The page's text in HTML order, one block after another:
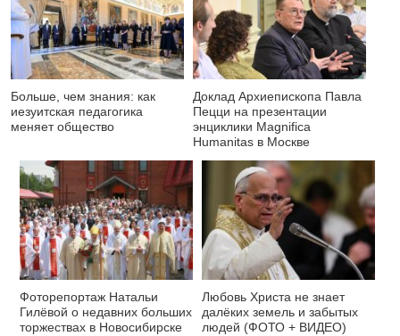
Больше, чем знания: как
иезуитская педагогика
меняет общество
Доклад Архиепископа Павла
Пецци на презентации
энциклики Magnifica
Нumanitas в Москве
Фоторепортаж Натальи
Гилёвой о недавних больших
торжествах в Новосибирске
Любовь Христа не знает
далёких земель и забытых
людей (ФОТО + ВИДЕО)